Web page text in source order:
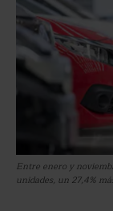
Entre enero y
unidades, un 27,4%